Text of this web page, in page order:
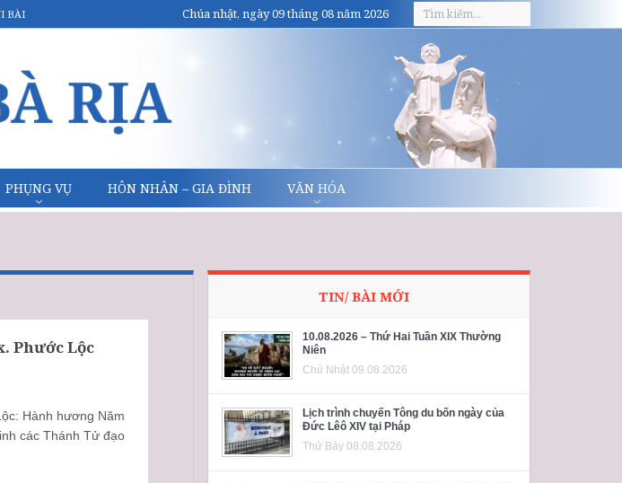
BÀI Chúa nhật, ngày 09 tháng 08 năm 2026
PHỤNG VỤ HÔN NHÂN – GIA ĐÌNH VĂN HÓA
Phước Lộc
Hành hương Năm
các Thánh Tử đạo
TIN/ BÀI MỚI
10.08.2026 – Thứ Hai Tuần XIX Thường
Niên
Chủ Nhật 09.08.2026
Lịch trình chuyến Tông du bốn ngày của
Đức Lêô XIV tại Pháp
Thứ Bảy 08.08.2026